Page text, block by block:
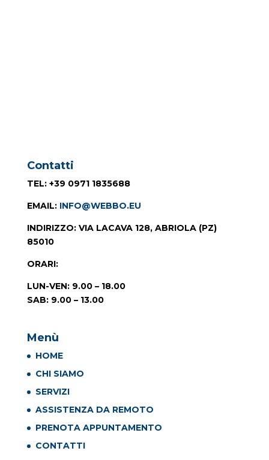
Contatti
TEL: +39 0971 1835688
EMAIL: INFO@WEBBO.EU
INDIRIZZO: VIA LACAVA 128, ABRIOLA (PZ)
85010
ORARI:
LUN-VEN: 9.00 – 18.00
SAB: 9.00 – 13.00
Menù
HOME
CHI SIAMO
SERVIZI
ASSISTENZA DA REMOTO
PRENOTA APPUNTAMENTO
CONTATTI